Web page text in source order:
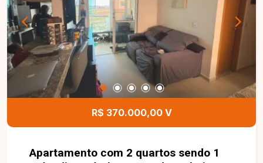
esculpidas, agregando sofisticação e valorizando
os ambientes. Esta é uma excelente
oportunidade para quem busca um imóvel
moderno, com ótimo acabamento e excelente
potencial de valorização no bairro Jardim Canaã.
Agende uma visita e venha conhecer todos os
detalhes desta casa.
R$ 370.000,00 V
Apartamento com 2 quartos sendo 1